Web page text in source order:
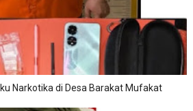
Narkotika di Desa Barakat Mufakat